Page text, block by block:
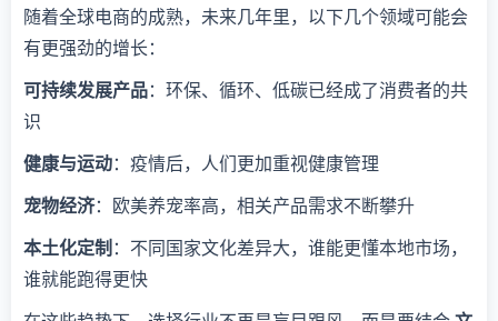
随着全球电商的成熟，未来几年里，以下几个领域可能会
有更强劲的增长：
可持续发展产品：环保、循环、低碳已经成了消费者的共
识
健康与运动：疫情后，人们更加重视健康管理
宠物经济：欧美养宠率高，相关产品需求不断攀升
本土化定制 ：不同国家文化差异大，谁能更懂本地市场，
谁就能跑得更快